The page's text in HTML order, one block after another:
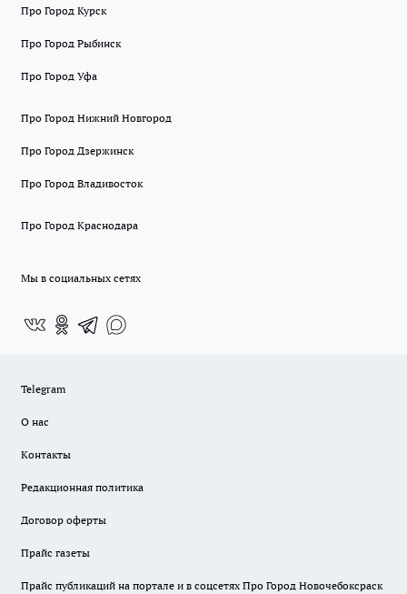
Про Город Курск
Про Город Рыбинск
Про Город Уфа
Про Город Нижний Новгород
Про Город Дзержинск
Про Город Владивосток
Про Город Краснодара
Мы в социальных сетях
Telegram
О нас
Контакты
Редакционная политика
Договор оферты
Прайс газеты
Прайс публикаций на портале и в соцсетях Про Город Новочебоксраск